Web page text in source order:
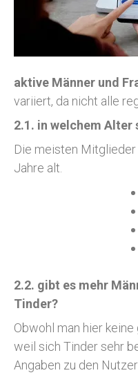
aktive Männer und
variiert, da nicht alle
2.1. in welchem
Die meisten
Jahre alt.
2.2. gibt es mehr
Tinder?
Obwohl man hier
weil sich Tinder sehr
Angaben zu den